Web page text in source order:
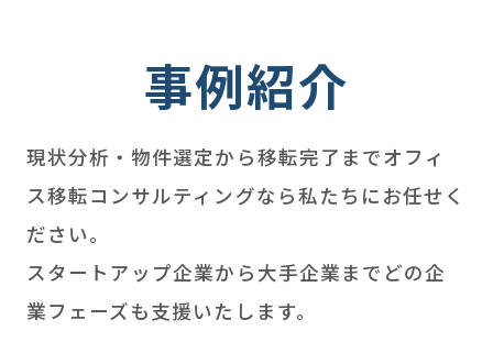
事例紹介
現状分析・物件選定から移転完了までオフィ
ス移転コンサルティングなら私たちにお任せく
ださい。
スタートアップ企業から大手企業までどの企
業フェーズも支援いたします。